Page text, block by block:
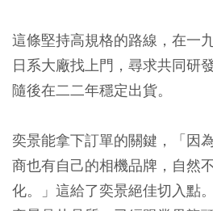
這條堅持高規格的路線，在一
日系大廠找上門，尋求共同研
隨後在二二年穩定出貨。
奕景能拿下訂單的關鍵，「因
商也有自己的相機品牌，自然
化。」這給了奕景絕佳切入點